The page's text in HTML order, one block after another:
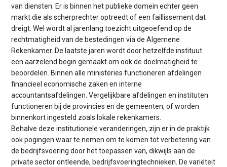
van diensten. Er is binnen het publieke domein echter geen
markt die als scherprechter optreedt of een faillissement dat
dreigt. Wel wordt al jarenlang toezicht uitgeoefend op de
rechtmatigheid van de bestedingen via de Algemene
Rekenkamer. De laatste jaren wordt door hetzelfde instituut
een aarzelend begin gemaakt om ook de doelmatigheid te
beoordelen. Binnen alle ministeries functioneren afdelingen
financieel economische zaken en interne
accountantsafdelingen. Vergelijkbare afdelingen en instituten
functioneren bij de provincies en de gemeenten, of worden
binnenkort ingesteld zoals lokale rekenkamers.
Behalve deze institutionele veranderingen, zijn er in de praktijk
ook pogingen waar te nemen om te komen tot verbetering van
de bedrijfsvoering door het toepassen van, dikwijls aan de
private sector ontleende, bedrijfsvoeringtechnieken. De variëteit